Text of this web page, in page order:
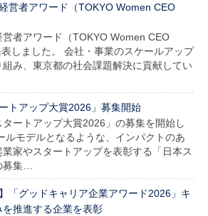
経営者アワード（TOKYO Women CEO
者アワード（TOKYO Women CEO
しました。 会社・事業のスケールアップ
み、東京都の社会課題解決に貢献してい
ートアップ大賞2026」募集開始
ートアップ大賞2026」の募集を開始し
ルモデルとなるような、インパクトのあ
家やスタートアップを表彰する「日本ス
集…
「グッドキャリア企業アワード2026」キ
推進する企業を表彰